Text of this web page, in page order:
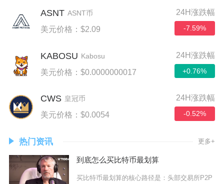
ASNT ASNT币
美元价格：$2.09
24H涨跌幅
-7.59%
KABOSU Kabosu
美元价格：$0.0000000017
24H涨跌幅
+0.76%
CWS 皇冠币
美元价格：$0.0054
24H涨跌幅
-0.52%
热门资讯 更多+
到底怎么买比特币最划算
买比特币最划算的核心路径是：头部交易所P2P